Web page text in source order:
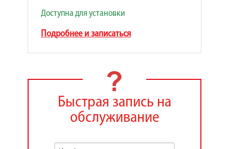
Доступна для установки
Подробнее и записаться
Быстрая запись на
обслуживание